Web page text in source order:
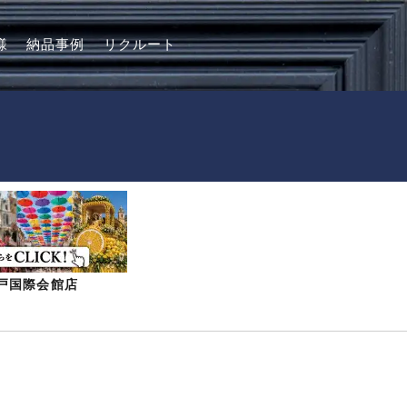
納品事例 リクルート
国際会館店